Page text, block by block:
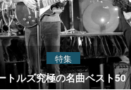
特集
トルズ究極の名曲ベスト